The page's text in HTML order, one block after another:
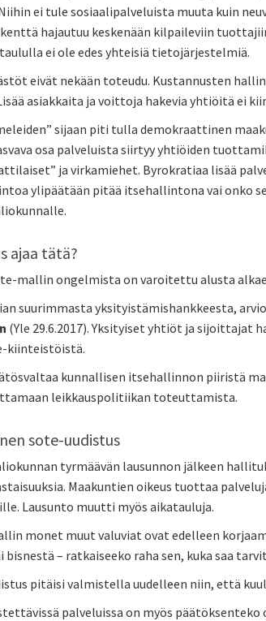
ei tule sosiaalipalveluista muuta kuin
hajautuu keskenään kilpaileviin
ei ole edes yhteisiä tietojärjestelmiä.
eivät nekään toteudu. Kustannusten
asiakkaita ja voittoja hakevia yhtiöitä ei
sijaan piti tulla demokraattinen
osa palveluista siirtyy yhtiöiden
ja virkamiehet. Byrokratiaa lisää
ylipäätään pitää itsehallintona vai onko
ajaa tätä?
mallin ongelmista on varoitettu alusta
suurimmasta yksityistämishankkeesta,
(Yle 29.6.2017). Yksityiset yhtiöt ja sijoittajat
kiinteistöistä.
kunnallisen itsehallinnon piiristä
leikkauspolitiikan toteuttamista.
sote-uudistus
tyrmäävän lausunnon jälkeen
Maakuntien oikeus tuottaa
Lausunto muutti myös aikatauluja.
monet muut valuviat ovat edelleen
bisnestä – ratkaiseeko raha sen, kuka saa
pitäisi valmistella uudelleen niin, että
palveluissa on myös